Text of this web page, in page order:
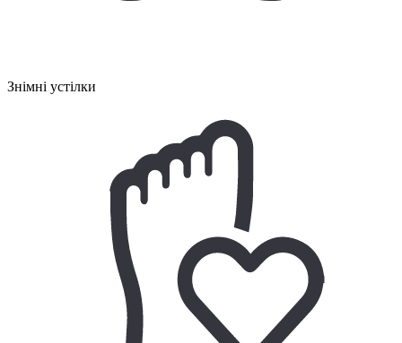
Знімні устілки